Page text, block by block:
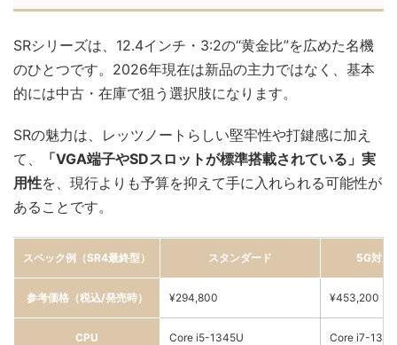
SRシリーズは、12.4インチ・3:2の“黄金比”を広めた名機
のひとつです。2026年現在は新品の主力ではなく、基本
的には中古・在庫で狙う選択肢になります。
SRの魅力は、レッツノートらしい堅牢性や打鍵感に加え
て、
「VGA端子やSDスロットが標準搭載されている」実
用性を、現行よりも予算を抑えて手に入れられる可能性が
あることです。
スペック例（SR4最終型） スタンダード 5G対応
参考価格（税込/発売時） ¥294,800 ¥453,200
CPU Core i5-1345U Core i7-